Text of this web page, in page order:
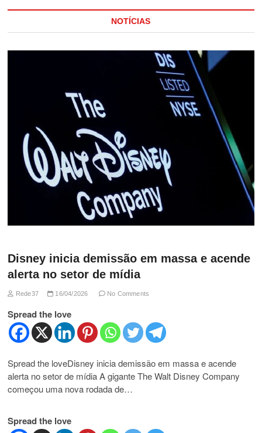
NOTÍCIAS
Disney inicia demissão em massa e acende
alerta no setor de mídia
Rede37 16/04/2026 No Comments
Spread the love
Spread the loveDisney inicia demissão em massa e acende
alerta no setor de mídia A gigante The Walt Disney Company
começou uma nova rodada de…
Spread the love